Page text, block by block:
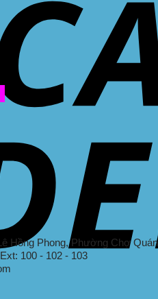
Hồng Phong,Phường Chợ Quán
100 - 102 - 103